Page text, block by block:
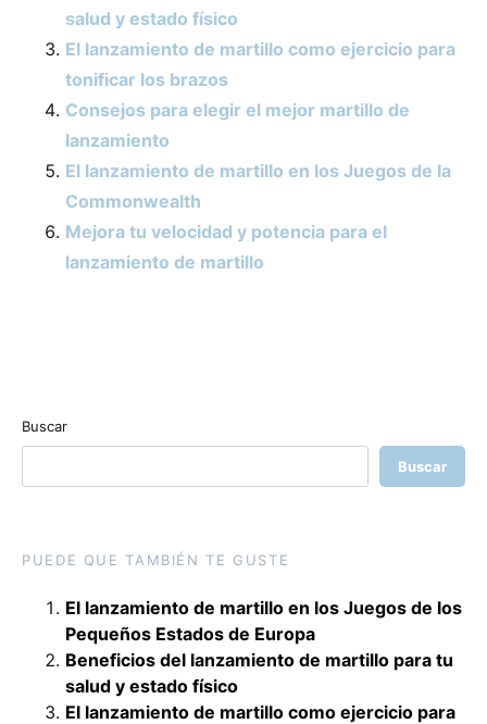
salud y estado físico
El lanzamiento de martillo como ejercicio para
tonificar los brazos
Consejos para elegir el mejor martillo de
lanzamiento
El lanzamiento de martillo en los Juegos de la
Commonwealth
Mejora tu velocidad y potencia para el
lanzamiento de martillo
Buscar
Buscar
PUEDE QUE TAMBIÉN TE GUSTE
El lanzamiento de martillo en los Juegos de los
Pequeños Estados de Europa
Beneficios del lanzamiento de martillo para tu
salud y estado físico
El lanzamiento de martillo como ejercicio para